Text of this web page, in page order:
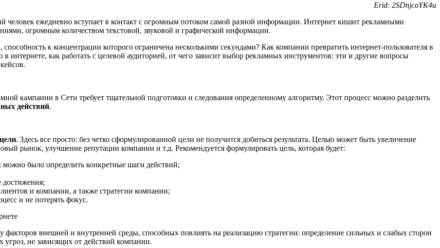
Erid: 2SDnjcoYK4u
ежедневно вступает в контакт с огромным потоком самой разной информации. Интернет кишит рекламными
огромным количеством текстовой, звуковой и графической информации.
к концентрации которого ограничена несколькими секундами? Как компании превратить интернет-пользователя в
как работать с целевой аудиторией, от чего зависит выбор рекламных инструментов: эти и другие вопросы
кампании в Сети требует тщательной подготовки и следования определенному алгоритму. Этот процесс можно разделить
действий.
. Здесь все просто: без четко сформулированной цели не получится добиться результата. Целью может быть увеличение
рынок, улучшение репутации компании и т.д. Рекомендуется формулировать цель, которая будет:
можно было определить конкретные шаги действий;
достижения;
и компании, а также стратегии компании;
и не потерять фокус.
факторов внешней и внутренней среды, способных повлиять на реализацию стратегии: определение сильных и слабых сторон
не зависящих от действий компании.